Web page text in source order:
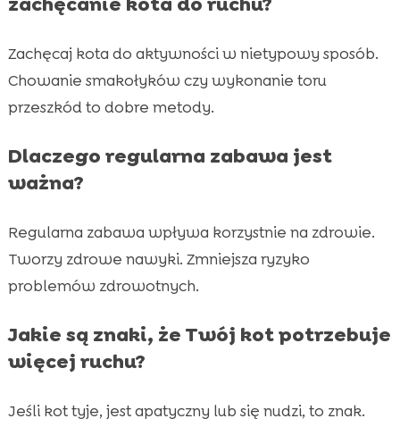
Zachęcaj kota do aktywności w nietypowy sposób.
Chowanie smakołyków czy wykonanie toru
przeszkód to dobre metody.
Dlaczego regularna zabawa jest
ważna?
Regularna zabawa wpływa korzystnie na zdrowie.
Tworzy zdrowe nawyki. Zmniejsza ryzyko
problemów zdrowotnych.
Jakie są znaki, że Twój kot potrzebuje
więcej ruchu?
Jeśli kot tyje, jest apatyczny lub się nudzi, to znak.